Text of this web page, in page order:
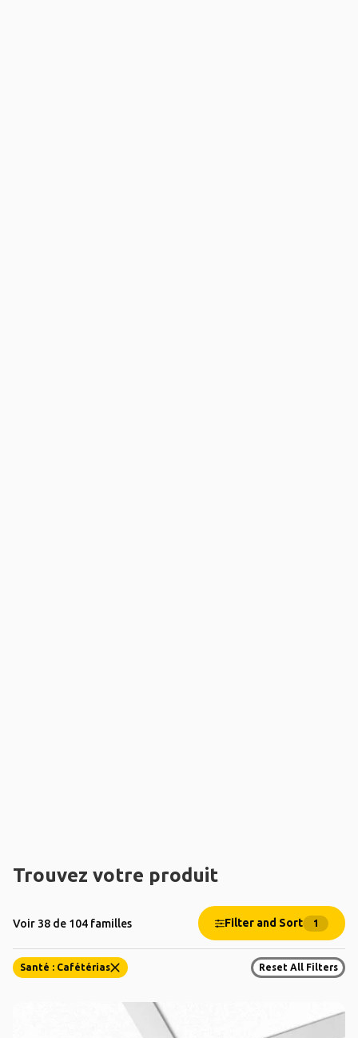
Trouvez votre produit
Voir 38 de 104 familles Filter and Sort 1
Santé : Cafétérias Reset All Filters